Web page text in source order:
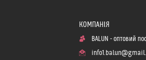
BALUN - оптовий